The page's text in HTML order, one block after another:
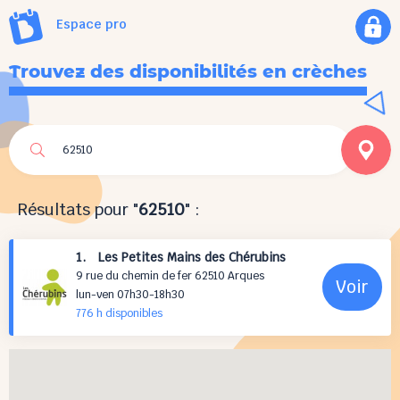
Espace pro
Trouvez des disponibilités en crèches
Résultats pour "62510" :
1. Les Petites Mains des Chérubins
9 rue du chemin de fer 62510 Arques
lun-ven 07h30-18h30
776 h disponibles
Voir